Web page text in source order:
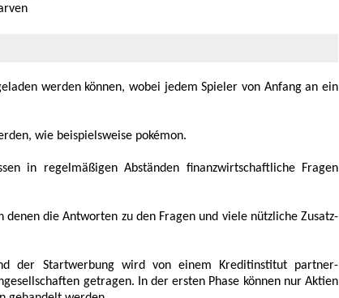
werden können, wobei jedem Spieler von Anfang an ein
wie beispiels­weise pokémon.
in regel­mäßigen Abständen finanzwirt­schaftliche Fragen
denen die Ant­worten zu den Fragen und viele nützliche Zusatz­
der Start­werbung wird von einem Kredit­institut partner­
getragen. In der ersten Phase können nur Aktien